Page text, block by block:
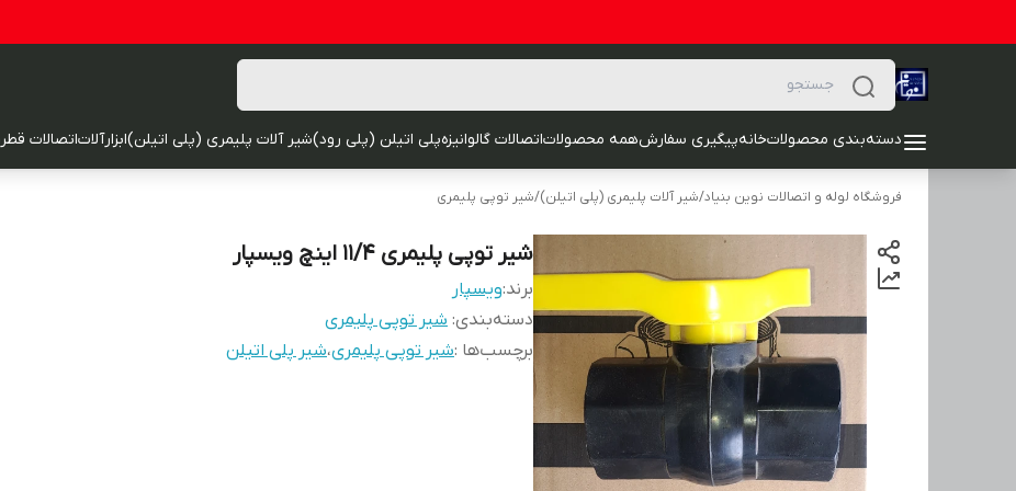
دسته‌بندی محصولاتخانهپیگیری سفارشهمه محصولاتاتصالات گالوانیزهپلی اتیلن (پلی رود)شیر آلات پلیمری (پلی اتیلن)ابزارآلاتاتصالات
فروشگاه لوله و اتصالات نوین بنیاد/شیر آلات پلیمری (پلی اتیلن)/شیر توپی پلیمری
شیر توپی پلیمری 11/4 اینچ ویسپار
برند:ویسپار
دسته‌بندی: شیر توپی پلیمری
برچسب‌ها :شیر توپی پلیمری،شیر پلی اتیلن